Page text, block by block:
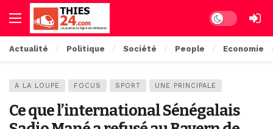
Dark mode
Actualité Politique Société People Economie
A LA LOUPE FOCUS SPORT UNE PRINCIPALE
Ce que l’international Sénégalais